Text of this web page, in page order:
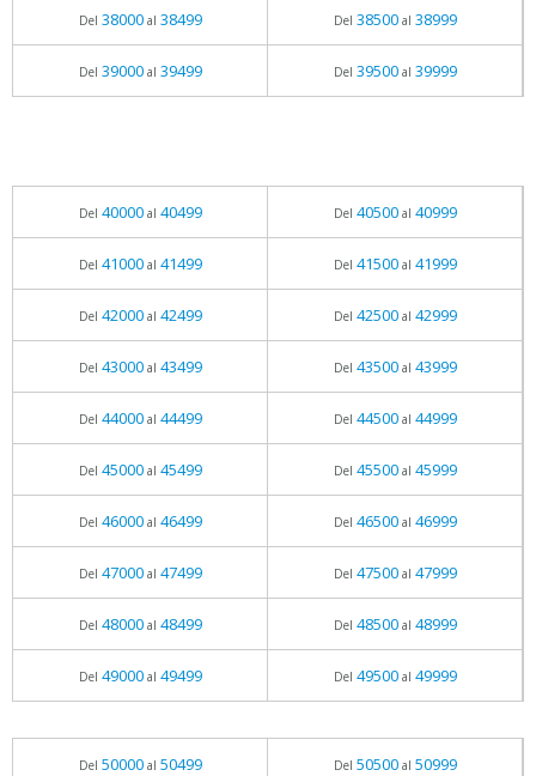
Del 38000al 38499 Del 38500al 38999
Del 39000al 39499 Del 39500al 39999
Del 40000al 40499 Del 40500al 40999
Del 41000al 41499 Del 41500al 41999
Del 42000al 42499 Del 42500al 42999
Del 43000al 43499 Del 43500al 43999
Del 44000al 44499 Del 44500al 44999
Del 45000al 45499 Del 45500al 45999
Del 46000al 46499 Del 46500al 46999
Del 47000al 47499 Del 47500al 47999
Del 48000al 48499 Del 48500al 48999
Del 49000al 49499 Del 49500al 49999
Del 50000al 50499 Del 50500al 50999